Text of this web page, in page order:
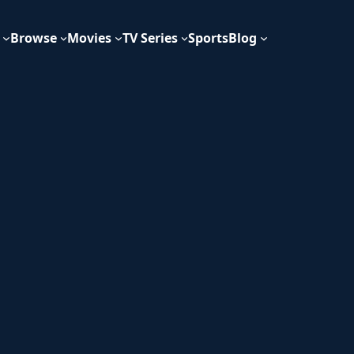
Browse Movies TV Series SportsBlog